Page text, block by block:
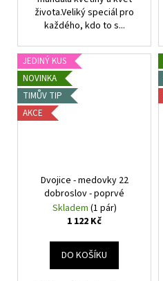
života.Veliký speciál pro
každého, kdo to s...
JEDINÝ KUS
NOVINKA
TIMŮV TIP
AKCE
Dvojice - medovky 22
dobroslov - poprvé
Skladem (1 pár)
1 122 Kč
DO KOŠÍKU